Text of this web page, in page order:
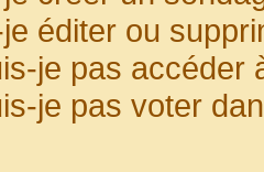
éditer ou
je pas accéder
je pas voter